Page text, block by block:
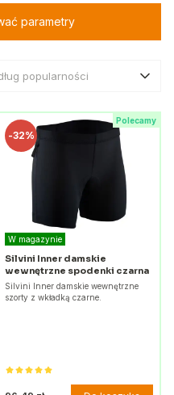
parametry
popularności
Polecamy
-32%
W magazynie
Silvini Inner damskie
wewnętrzne spodenki czarna
Silvini Inner damskie wewnętrzne
szorty z wkładką czarne.